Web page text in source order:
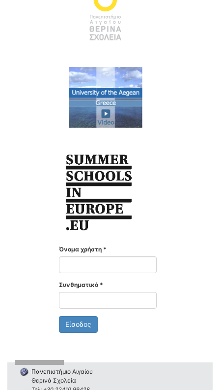
Όνομα χρήστη *
Συνθηματικό *
Είσοδος
Πανεπιστήμιο Αιγαίου
Θερινά Σχολεία